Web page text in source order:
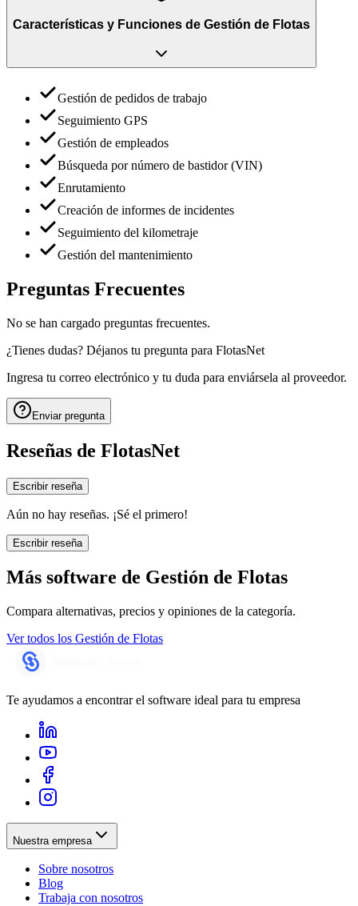
Características y Funciones de Gestión de Flotas
Gestión de pedidos de trabajo
Seguimiento GPS
Gestión de empleados
Búsqueda por número de bastidor (VIN)
Enrutamiento
Creación de informes de incidentes
Seguimiento del kilometraje
Gestión del mantenimiento
Preguntas Frecuentes
No se han cargado preguntas frecuentes.
¿Tienes dudas? Déjanos tu pregunta para FlotasNet
Ingresa tu correo electrónico y tu duda para enviársela al proveedor.
Enviar pregunta
Reseñas de FlotasNet
Escribir reseña
Aún no hay reseñas. ¡Sé el primero!
Escribir reseña
Más software de Gestión de Flotas
Compara alternativas, precios y opiniones de la categoría.
Ver todos los Gestión de Flotas
Te ayudamos a encontrar el software ideal para tu empresa
Nuestra empresa
Sobre nosotros
Blog
Trabaja con nosotros